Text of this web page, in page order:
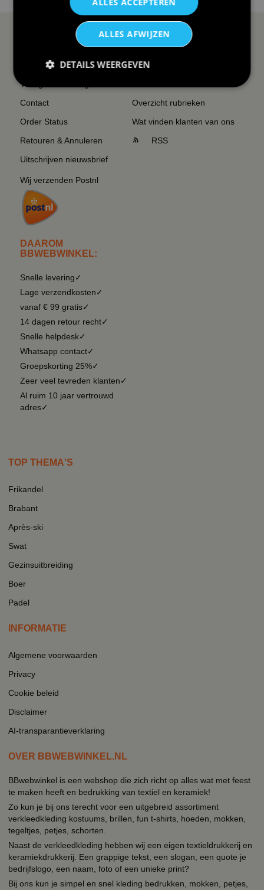
SERVICE EN INFO
Reviews
Veel gestelde vragen
Contact
Order Status
Retouren & Annuleren
Uitschrijven nieuwsbrief
Wij verzenden Postnl
DAAROM
BBWEBWINKEL:
Snelle levering✓
Lage verzendkosten✓
vanaf € 99 gratis✓
14 dagen retour recht✓
Snelle helpdesk✓
Whatsapp contact✓
Groepskorting 25%✓
Zeer veel tevreden klanten✓
Al ruim 10 jaar vertrouwd
adres✓
OVERZICHT
Sitemapping
Overzicht rubrieken
Wat vinden klanten van ons
RSS
TOP THEMA'S
Frikandel
Brabant
Après-ski
Swat
Gezinsuitbreiding
Boer
Padel
INFORMATIE
Algemene voorwaarden
Privacy
Cookie beleid
Disclaimer
AI-transparantieverklaring
OVER BBWEBWINKEL.NL
BBwebwinkel is een webshop die zich richt op alles wat met feest
te maken heeft en bedrukking van textiel en keramiek!
Zo kun je bij ons terecht voor een uitgebreid assortiment
verkleedkleding kostuums, brillen, fun t-shirts, hoeden, mokken,
tegeltjes, petjes, schorten.
Naast de verkleedkleding hebben wij een eigen textieldrukkerij en
keramiekdrukkerij. Een grappige tekst, een slogan, een quote je
bedrijfslogo, een naam, foto of een unieke print?
Bij ons kun je simpel en snel kleding bedrukken, mokken, petjes,
ALLES AFWIJZEN
DETAILS WEERGEVEN